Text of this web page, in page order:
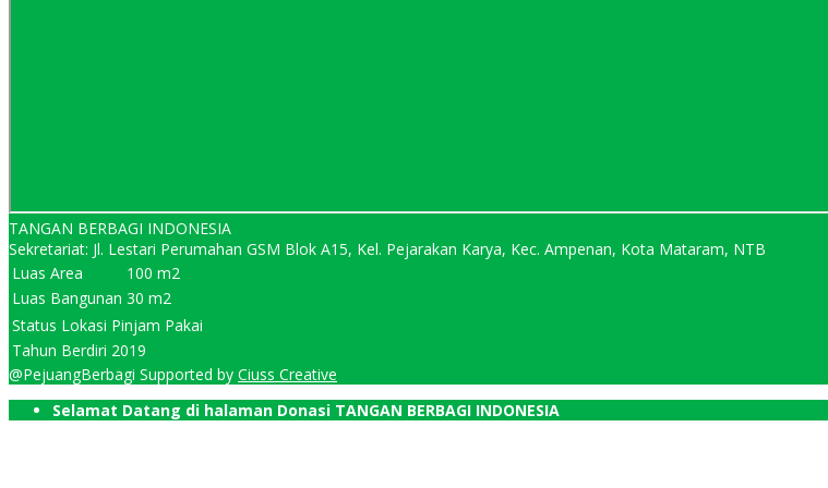
TANGAN BERBAGI INDONESIA
Sekretariat: Jl. Lestari Perumahan GSM Blok A15, Kel. Pejarakan Karya, Kec. Ampenan, Kota Mataram, NTB
Luas Area
100 m2
Luas Bangunan 30 m2
Status Lokasi Pinjam Pakai
Tahun Berdiri 2019
@PejuangBerbagi Supported by Ciuss Creative
Selamat Datang di halaman Donasi TANGAN BERBAGI INDONESIA